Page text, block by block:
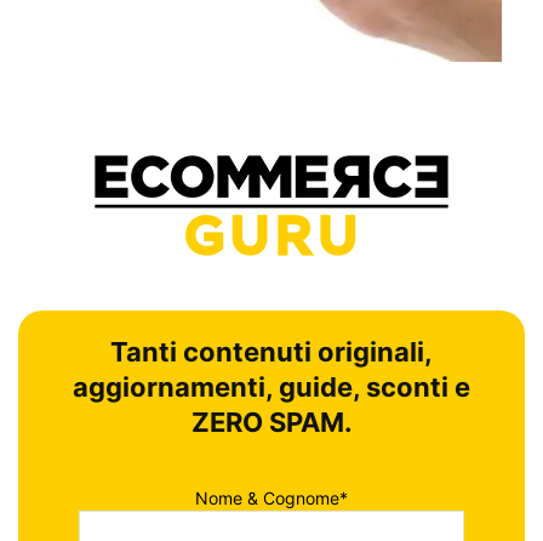
Tanti contenuti originali,
aggiornamenti, guide, sconti e
ZERO SPAM.
Nome & Cognome*